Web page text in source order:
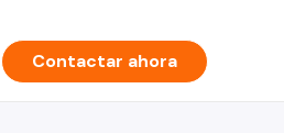
Contactar ahora